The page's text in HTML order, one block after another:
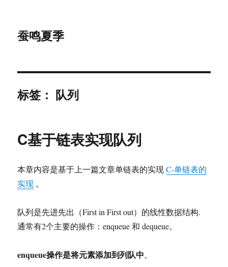
蚕鸣夏季
标签： 队列
C基于链表实现队列
本章内容是基于上一篇文章单链表的实现C-单链表的
实现 。
队列是先进先出（First in First out）的线性数据结构.
通常有2个主要的操作：enqueue 和 dequeue。
enqueue操作是将元素添加到列队中。